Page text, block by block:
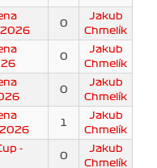
2026
0
Jakub
Chmelík
0
Jakub
Chmelík
0
Jakub
Chmelík
1
Jakub
Chmelík
-
0
Jakub
Chmelík